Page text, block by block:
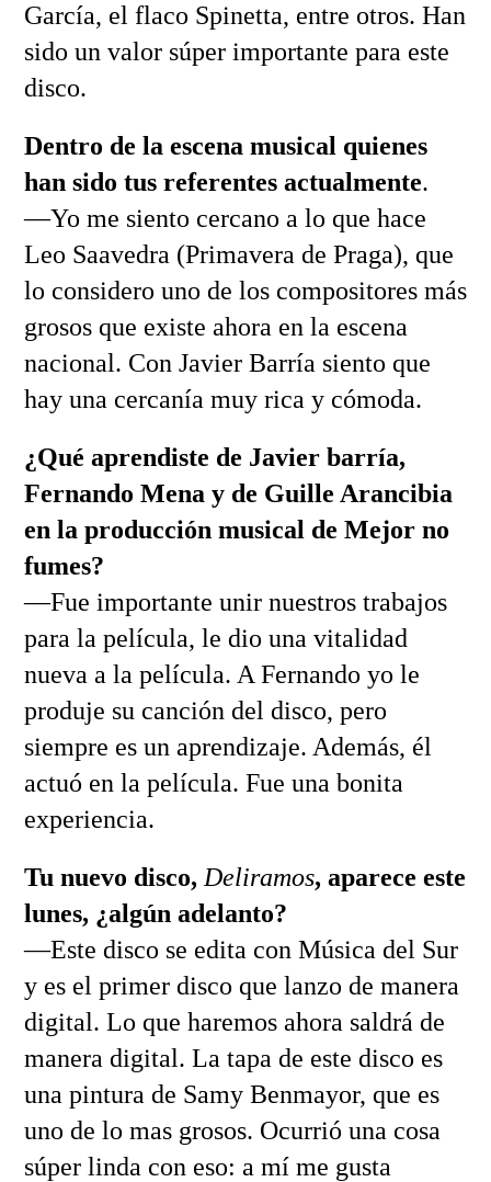
García, el flaco Spinetta, entre otros. Han
sido un valor súper importante para este
disco.
Dentro de la escena musical quienes
han sido tus referentes actualmente.
—Yo me siento cercano a lo que hace
Leo Saavedra (Primavera de Praga), que
lo considero uno de los compositores más
grosos que existe ahora en la escena
nacional. Con Javier Barría siento que
hay una cercanía muy rica y cómoda.
¿Qué aprendiste de Javier barría,
Fernando Mena y de Guille Arancibia
en la producción musical de Mejor no
fumes?
—Fue importante unir nuestros trabajos
para la película, le dio una vitalidad
nueva a la película. A Fernando yo le
produje su canción del disco, pero
siempre es un aprendizaje. Además, él
actuó en la película. Fue una bonita
experiencia.
Tu nuevo disco, Deliramos, aparece este
lunes, ¿algún adelanto?
—Este disco se edita con Música del Sur
y es el primer disco que lanzo de manera
digital. Lo que haremos ahora saldrá de
manera digital. La tapa de este disco es
una pintura de Samy Benmayor, que es
uno de lo mas grosos. Ocurrió una cosa
súper linda con eso: a mí me gusta